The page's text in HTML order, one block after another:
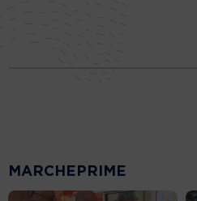
MARCHEPRIME